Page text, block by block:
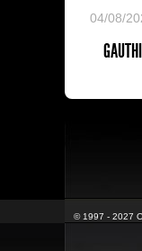
04/08/
© 1997 - 2027